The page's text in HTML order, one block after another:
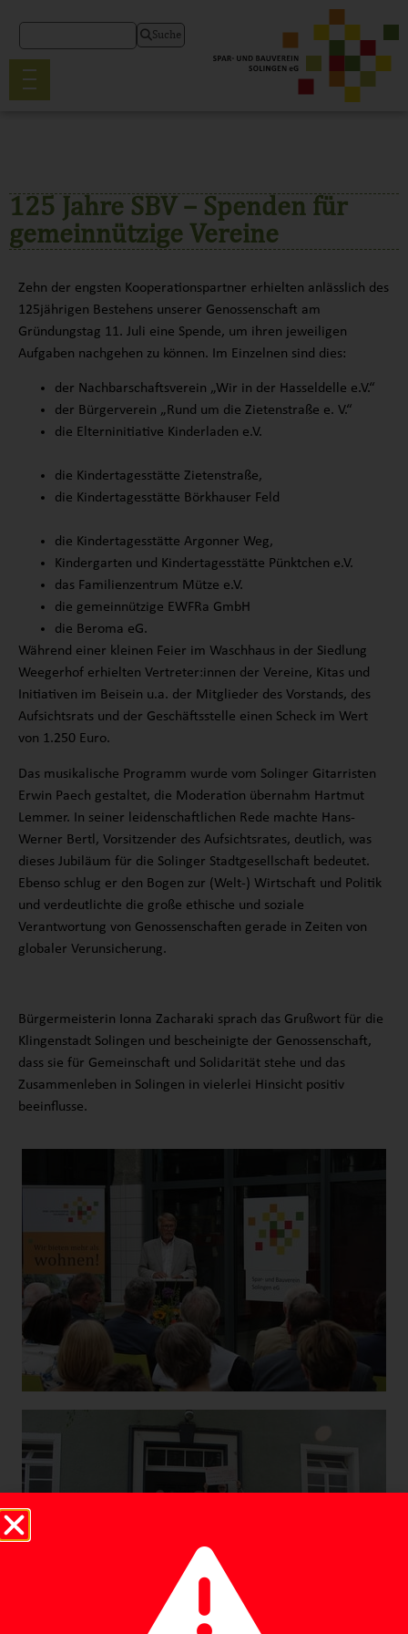
Suche
125 Jahre SBV – Spenden für
gemeinnützige Vereine
Zehn der engsten Kooperationspartner erhielten anlässlich des
125jährigen Bestehens unserer Genossenschaft am
Gründungstag 11. Juli eine Spende, um ihren jeweiligen
Aufgaben nachgehen zu können. Im Einzelnen sind dies:
der Nachbarschaftsverein „Wir in der Hasseldelle e.V.“
der Bürgerverein „Rund um die Zietenstraße e. V.“
die Elterninitiative Kinderladen e.V.
die Kindertagesstätte Zietenstraße,
die Kindertagesstätte Börkhauser Feld
die Kindertagesstätte Argonner Weg,
Kindergarten und Kindertagesstätte Pünktchen e.V.
das Familienzentrum Mütze e.V.
die gemeinnützige EWFRa GmbH
die Beroma eG.
Während einer kleinen Feier im Waschhaus in der Siedlung
Weegerhof erhielten Vertreter:innen der Vereine, Kitas und
Initiativen im Beisein u.a. der Mitglieder des Vorstands, des
Aufsichtsrats und der Geschäftsstelle einen Scheck im Wert
von 1.250 Euro.
Das musikalische Programm wurde vom Solinger Gitarristen
Erwin Paech gestaltet, die Moderation übernahm Hartmut
Lemmer. In seiner leidenschaftlichen Rede machte Hans-
Werner Bertl, Vorsitzender des Aufsichtsrates, deutlich, was
dieses Jubiläum für die Solinger Stadtgesellschaft bedeutet.
Ebenso schlug er den Bogen zur (Welt-) Wirtschaft und Politik
und verdeutlichte die große ethische und soziale
Verantwortung von Genossenschaften gerade in Zeiten von
globaler Verunsicherung.
Bürgermeisterin Ionna Zacharaki sprach das Grußwort für die
Klingenstadt Solingen und bescheinigte der Genossenschaft,
dass sie für Gemeinschaft und Solidarität stehe und das
Zusammenleben in Solingen in vielerlei Hinsicht positiv
beeinflusse.